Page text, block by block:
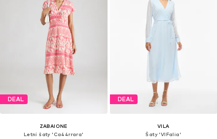
DEAL
ZABAIONE
Letní šaty 'Ca44rrara'
DEAL
VILA
Šaty 'VIFalia'